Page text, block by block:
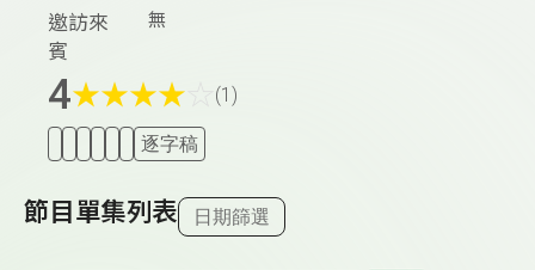
邀訪來
賓
無
4★★★★ (1)
逐字稿
節目單集列表 日期篩選